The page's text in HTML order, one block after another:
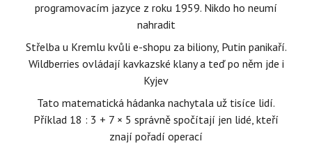
programovacím jazyce z roku 1959. Nikdo ho neumí
nahradit
Střelba u Kremlu kvůli e-shopu za biliony, Putin panikaří.
Wildberries ovládají kavkazské klany a teď po něm jde i
Kyjev
Tato matematická hádanka nachytala už tisíce lidí.
Příklad 18 : 3 + 7 × 5 správně spočítají jen lidé, kteří
znají pořadí operací